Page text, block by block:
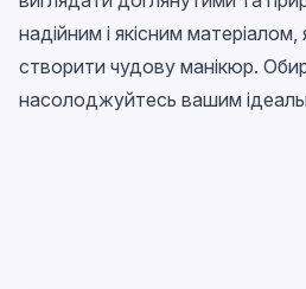
надійним і якісним
створити чудову манікюр.
насолоджуйтесь вашим